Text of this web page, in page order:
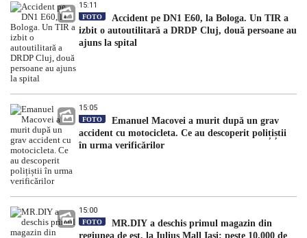
15:11
FOTO
Accident pe DN1 E60, la Bologa. Un TIR a
izbit o autoutilitară a DRDP Cluj, două persoane au
ajuns la spital
15:05
FOTO
Emanuel Macovei a murit după un grav
accident cu motocicleta. Ce au descoperit polițiștii
în urma verificărilor
15:00
FOTO
MR.DIY a deschis primul magazin din
regiunea de est, la Iulius Mall Iași: peste 10.000 de